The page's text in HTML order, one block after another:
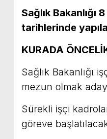
Sağlık Bakanlığı
tarihlerinde
KURADA
Sağlık Bakanlığı
mezun olmak
Sürekli işçi
göreve